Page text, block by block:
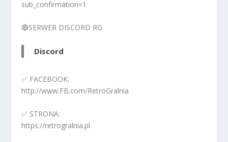
sub_confirmation=1
🔴SERWER DISCORD RG
Discord
✅ FACEBOOK:
http://www.FB.com/RetroGralnia
✅ STRONA:
https://retrogralnia.pl